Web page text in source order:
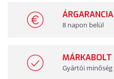
ÁRGARANCIA
8 napon belül
MÁRKABOLT
Gyártói minőség